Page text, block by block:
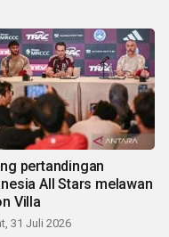
pertandingan
All Stars melawan
Villa
31 Juli 2026